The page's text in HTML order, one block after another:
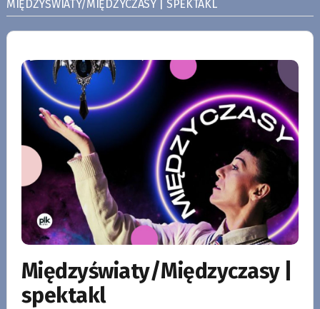
MIĘDZYŚWIATY/MIĘDZYCZASY | SPEKTAKL
Międzyświaty/Międzyczasy |
spektakl